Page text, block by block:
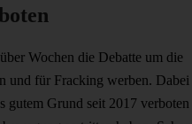
Wochen die Debatte um die
und für Fracking werben. Dabei
gutem Grund seit 2017 verboten